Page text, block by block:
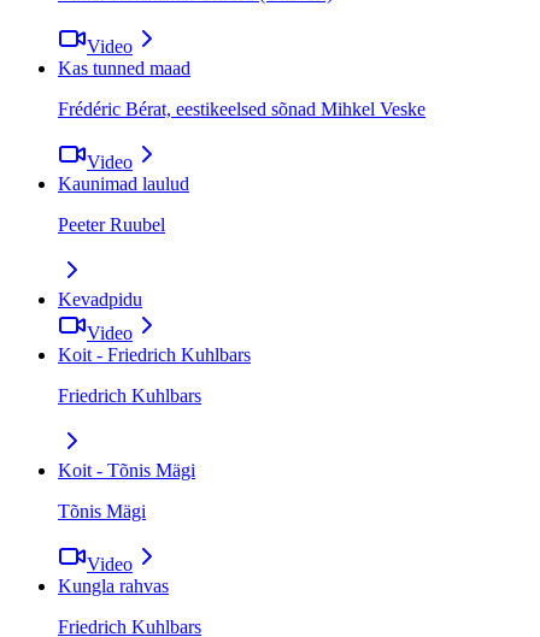
Video
Kas tunned maad
Frédéric Bérat, eestikeelsed sõnad Mihkel Veske
Video
Kaunimad laulud
Peeter Ruubel
Kevadpidu
Video
Koit - Friedrich Kuhlbars
Friedrich Kuhlbars
Koit - Tõnis Mägi
Tõnis Mägi
Video
Kungla rahvas
Friedrich Kuhlbars